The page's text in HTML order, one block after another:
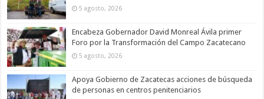
5 agosto, 2026
Encabeza Gobernador David Monreal Ávila primer
Foro por la Transformación del Campo Zacatecano
5 agosto, 2026
Apoya Gobierno de Zacatecas acciones de búsqueda
de personas en centros penitenciarios